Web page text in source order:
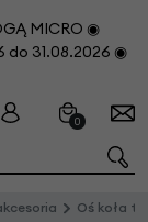
MICRO ◉
do 31.08.2026 ◉
0
Oś koła tylnego